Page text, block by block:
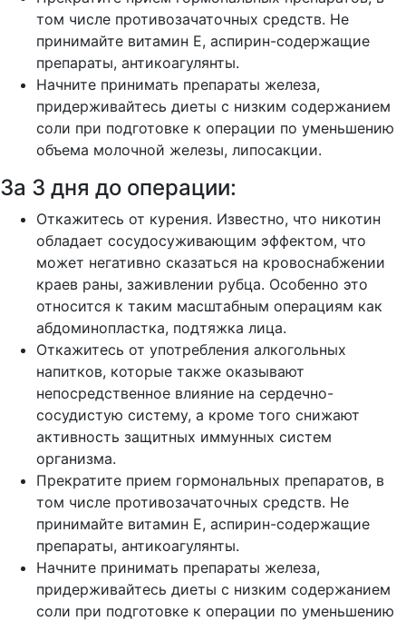
том числе противозачаточных средств. Не
принимайте витамин Е, аспирин-содержащие
препараты, антикоагулянты.
Начните принимать препараты железа,
придерживайтесь диеты с низким содержанием
соли при подготовке к операции по уменьшению
объема молочной железы, липосакции.
За 3 дня до операции:
Откажитесь от курения. Известно, что никотин
обладает сосудосуживающим эффектом, что
может негативно сказаться на кровоснабжении
краев раны, заживлении рубца. Особенно это
относится к таким масштабным операциям как
абдоминопластка, подтяжка лица.
Откажитесь от употребления алкогольных
напитков, которые также оказывают
непосредственное влияние на сердечно-
сосудистую систему, а кроме того снижают
активность защитных иммунных систем
организма.
Прекратите прием гормональных препаратов, в
том числе противозачаточных средств. Не
принимайте витамин Е, аспирин-содержащие
препараты, антикоагулянты.
Начните принимать препараты железа,
придерживайтесь диеты с низким содержанием
соли при подготовке к операции по уменьшению